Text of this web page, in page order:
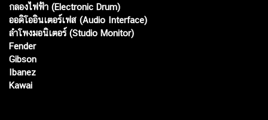
กลองไฟฟ้า (Electronic Drum)
ออดิโออินเตอร์เฟส (Audio Interface)
ลำโพงมอนิเตอร์ (Studio Monitor)
Fender
Gibson
Ibanez
Kawai